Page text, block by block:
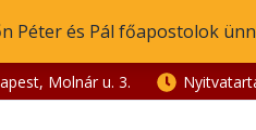
Péter és Pál főapostolok
Molnár u. 3.